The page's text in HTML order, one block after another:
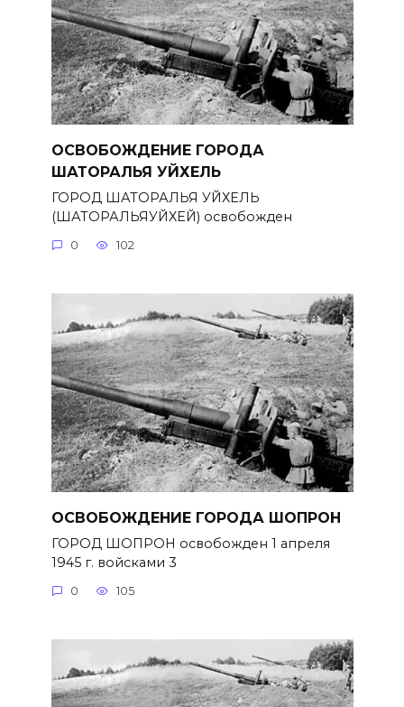
ОСВОБОЖДЕНИЕ ГОРОДА
ШАТОРАЛЬЯ УЙХЕЛЬ
ГОРОД ШАТОРАЛЬЯ УЙХЕЛЬ
(ШАТОРАЛЬЯУЙХЕЙ) освобожден
0 102
ОСВОБОЖДЕНИЕ ГОРОДА ШОПРОН
ГОРОД ШОПРОН освобожден 1 апреля
1945 г. войсками 3
0 105